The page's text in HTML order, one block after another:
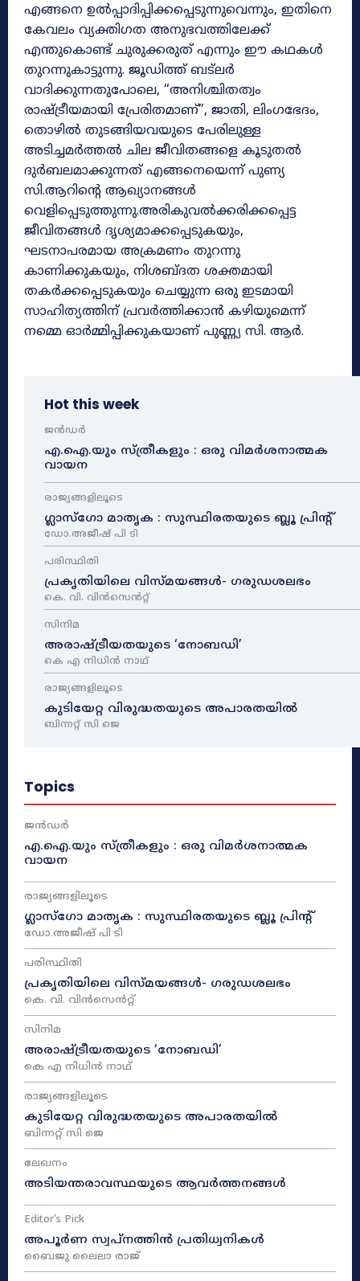
എങ്ങനെ ഉൽപ്പാദിപ്പിക്കപ്പെടുന്നുവെന്നും, ഇതിനെ
കേവലം വ്യക്തിഗത അനുഭവത്തിലേക്ക്
എന്തുകൊണ്ട് ചുരുക്കരുത് എന്നും ഈ കഥകൾ
തുറന്നുകാട്ടുന്നു. ജൂഡിത്ത് ബട്‌ലർ
വാദിക്കുന്നതുപോലെ, “അനിശ്ചിതത്വം
രാഷ്ട്രീയമായി പ്രേരിതമാണ്”, ജാതി, ലിംഗഭേദം,
തൊഴിൽ തുടങ്ങിയവയുടെ പേരിലുള്ള
അടിച്ചമർത്തൽ ചില ജീവിതങ്ങളെ കൂടുതൽ
ദുർബലമാക്കുന്നത് എങ്ങനെയെന്ന് പുണ്യ
സി.ആറിന്റെ ആഖ്യാനങ്ങൾ
വെളിപ്പെടുത്തുന്നു.അരികുവൽക്കരിക്കപ്പെട്ട
ജീവിതങ്ങൾ ദൃശ്യമാക്കപ്പെടുകയും,
ഘടനാപരമായ അക്രമണം തുറന്നു
കാണിക്കുകയും, നിശബ്ദത ശക്തമായി
തകർക്കപ്പെടുകയും ചെയ്യുന്ന ഒരു ഇടമായി
സാഹിത്യത്തിന് പ്രവർത്തിക്കാൻ കഴിയുമെന്ന്
നമ്മെ ഓർമ്മിപ്പിക്കുകയാണ് പുണ്ണ്യ സി. ആർ.
Hot this week
ജൻഡർ
എ.ഐ.യും സ്ത്രീകളും : ഒരു വിമർശനാത്മക
വായന
രാജ്യങ്ങളിലൂടെ
ഗ്ലാസ്ഗോ മാതൃക : സുസ്ഥിരതയുടെ ബ്ലൂ പ്രിന്റ്
ഡോ.അജീഷ് പി ടി
പരിസ്ഥിതി
പ്രകൃതിയിലെ വിസ്മയങ്ങൾ- ഗരുഡശലഭം
കെ. വി. വിൻസെൻറ്റ്
സിനിമ
അരാഷ്‌ട്രീയതയുടെ ‘നോബഡി’
കെ എ നിധിൻ നാഥ്‌
രാജ്യങ്ങളിലൂടെ
കുടിയേറ്റ വിരുദ്ധതയുടെ അപാരതയിൽ
ബിന്നറ്റ് സി ജെ
Topics
ജൻഡർ
എ.ഐ.യും സ്ത്രീകളും : ഒരു വിമർശനാത്മക
വായന
രാജ്യങ്ങളിലൂടെ
ഗ്ലാസ്ഗോ മാതൃക : സുസ്ഥിരതയുടെ ബ്ലൂ പ്രിന്റ്
ഡോ.അജീഷ് പി ടി
പരിസ്ഥിതി
പ്രകൃതിയിലെ വിസ്മയങ്ങൾ- ഗരുഡശലഭം
കെ. വി. വിൻസെൻറ്റ്
സിനിമ
അരാഷ്‌ട്രീയതയുടെ ‘നോബഡി’
കെ എ നിധിൻ നാഥ്‌
രാജ്യങ്ങളിലൂടെ
കുടിയേറ്റ വിരുദ്ധതയുടെ അപാരതയിൽ
ബിന്നറ്റ് സി ജെ
ലേഖനം
അടിയന്തരാവസ്ഥയുടെ ആവർത്തനങ്ങൾ
Editor's Pick
അപൂർണ സ്വപ്നത്തിൻ പ്രതിധ്വനികൾ
ബൈജു ലൈലാ രാജ്